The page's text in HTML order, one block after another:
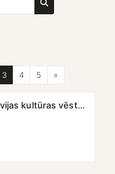
Meklēt kursus
2
3Lapa 3
4Lapa 4
5Lapa 5
»Nākamā lapa
FilzB002-NLK: Latvijas kultūras vēsture [KMPO]